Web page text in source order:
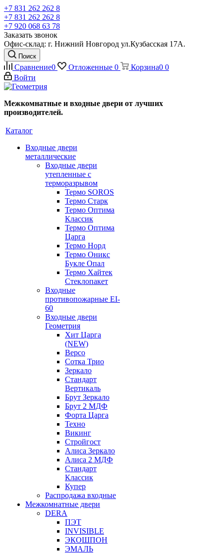
+7 831 262 262 8
+7 831 262 262 8
+7 920 068 63 78
Заказать звонок
Офис-склад: г. Нижний Новгород ул.Кузбасская 17А.
Поиск
Сравнение0 Отложенные 0 Корзина0 0
Войти
Межкомнатные и входные двери от лучших
производителей.
Каталог
Входные двери
металлические
Входные двери
утепленные с
терморазрывом
Термо SOROS
Термо Старк
Термо Оптима
Классик
Термо Оптима
Царга
Термо Норд
Термо Оникс
Букле Опал
Термо Хайтек
Стеклопакет
Входные
противопожарные EI-
60
Входные двери
Геометрия
Хит Царга
(NEW)
Версо
Сотка Трио
Зеркало
Стандарт
Вертикаль
Брут Зеркало
Брут 2 МДФ
Форта Царга
Техно
Викинг
Стройгост
Алиса Зеркало
Алиса 2 МДФ
Стандарт
Классик
Купер
Распродажа входные
Межкомнатные двери
DERA
ПЭТ
INVISIBLE
ЭКОШПОН
ЭМАЛЬ